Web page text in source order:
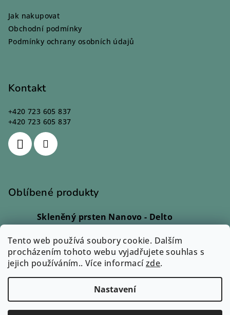
Tento web používá soubory cookie. Dalším
procházením tohoto webu vyjadřujete souhlas s
jejich používáním.. Více informacízde.
Nastavení
Jak nakupovat
Obchodní podmínky
Podmínky ochrany osobních údajů
Kontakt
+420 723 605 837
+420 723 605 837
Oblíbené produkty
Skleněný prsten Nanovo - Delto
Skleněný prsten - Lio
Hodnocení produktu je 5 z 5 hvězdiček.
| Monika Svobodová
Skleněný prsten - Rono
Hodnocení produktu je 5 z 5 hvězdiček.
Ilona Dvořáková